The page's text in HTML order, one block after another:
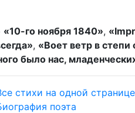
«10-го ноября 1840»,
, «Воет ветр в степи
было нас,
стихи на одной странице
поэта